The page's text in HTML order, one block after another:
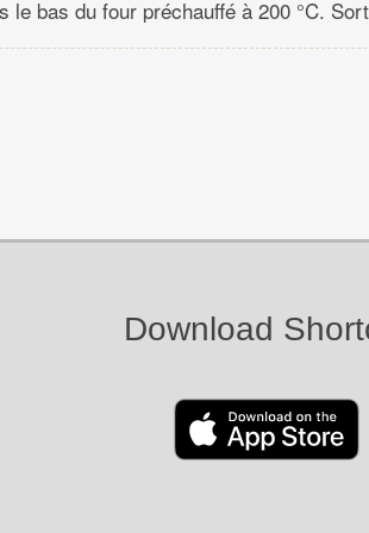
le bas du four préchauffé à 200 °C.
Download